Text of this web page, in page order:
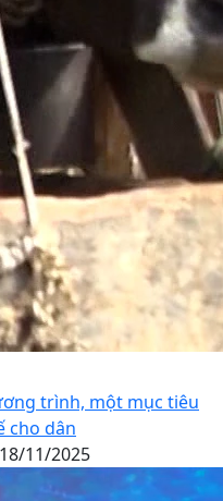
trình, một mục tiêu
cho dân
11/2025